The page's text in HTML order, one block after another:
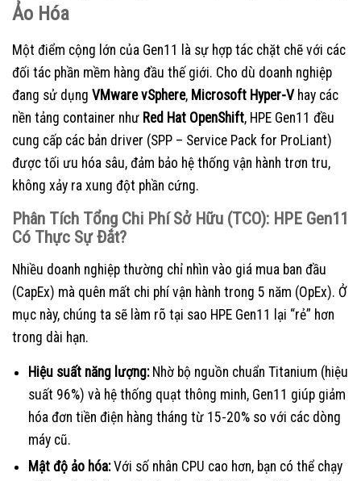
Ảo Hóa
Một điểm cộng lớn của Gen11 là sự hợp tác chặt chẽ với các
đối tác phần mềm hàng đầu thế giới. Cho dù doanh nghiệp
đang sử dụng VMware vSphere, Microsoft Hyper-Vhay các
nền tảng container như Red Hat OpenShift, HPE Gen11 đều
cung cấp các bản driver (SPP – Service Pack for ProLiant)
được tối ưu hóa sâu, đảm bảo hệ thống vận hành trơn tru,
không xảy ra xung đột phần cứng.
Phân Tích Tổng Chi Phí Sở Hữu (TCO): HPE Gen11
Có Thực Sự Đắt?
Nhiều doanh nghiệp thường chỉ nhìn vào giá mua ban đầu
(CapEx) mà quên mất chi phí vận hành trong 5 năm (OpEx). Ở
mục này, chúng ta sẽ làm rõ tại sao HPE Gen11 lại “rẻ” hơn
trong dài hạn.
Hiệu suất năng lượng:Nhờ bộ nguồn chuẩn Titanium (hiệu
suất 96%) và hệ thống quạt thông minh, Gen11 giúp giảm
hóa đơn tiền điện hàng tháng từ 15-20% so với các dòng
máy cũ.
Mật độ ảo hóa:Với số nhân CPU cao hơn, bạn có thể chạy